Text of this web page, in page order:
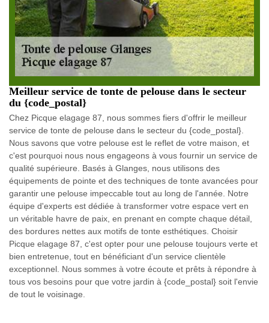
Meilleur service de tonte de pelouse dans le secteur
du {code_postal}
Chez Picque elagage 87, nous sommes fiers d'offrir le meilleur
service de tonte de pelouse dans le secteur du {code_postal}.
Nous savons que votre pelouse est le reflet de votre maison, et
c'est pourquoi nous nous engageons à vous fournir un service de
qualité supérieure. Basés à Glanges, nous utilisons des
équipements de pointe et des techniques de tonte avancées pour
garantir une pelouse impeccable tout au long de l'année. Notre
équipe d'experts est dédiée à transformer votre espace vert en
un véritable havre de paix, en prenant en compte chaque détail,
des bordures nettes aux motifs de tonte esthétiques. Choisir
Picque elagage 87, c'est opter pour une pelouse toujours verte et
bien entretenue, tout en bénéficiant d'un service clientèle
exceptionnel. Nous sommes à votre écoute et prêts à répondre à
tous vos besoins pour que votre jardin à {code_postal} soit l'envie
de tout le voisinage.